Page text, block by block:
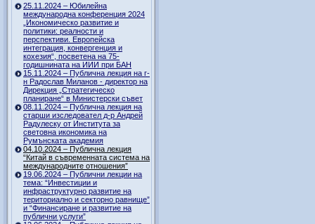
25.11.2024 – Юбилейна
международна конференция 2024
„Икономическо развитие и
политики: реалности и
перспективи. Европейска
интеграция, конвергенция и
кохезия“, посветена на 75-
годишнината на ИИИ при БАН
15.11.2024 – Публична лекция на г-
н Радослав Миланов - директор на
Дирекция „Стратегическо
планиране“ в Министерски съвет
08.11.2024 – Публична лекция на
старши изследовател д-р Андрей
Радулеску от Института за
световна икономика на
Румънската академия
04.10.2024 – Публична лекция
“Китай в съвременната система на
международните отношения”
19.06.2024 – Публични лекции на
тема: “Инвестиции и
инфраструктурно развитие на
териториално и секторно равнище”
и “Финансиране и развитие на
публични услуги”